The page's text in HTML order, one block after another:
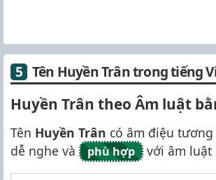
Tên Huyền Trân trong tiếng
Huyền Trân theo Âm luật
Tên Huyền Trân có âm điệu
dễ nghe và
phù hợp với âm luật